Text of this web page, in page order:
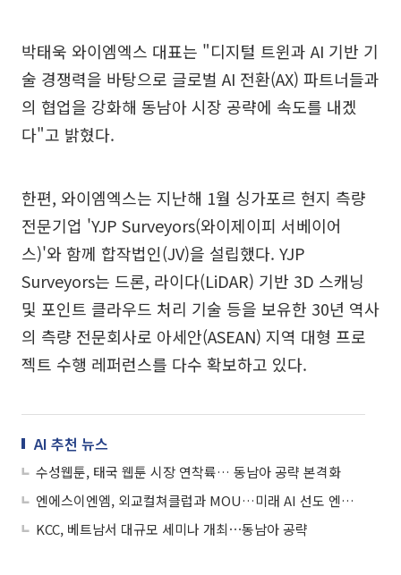
박태욱 와이엠엑스 대표는 "디지털 트윈과 AI 기반 기
술 경쟁력을 바탕으로 글로벌 AI 전환(AX) 파트너들과
의 협업을 강화해 동남아 시장 공략에 속도를 내겠
다"고 밝혔다.
한편, 와이엠엑스는 지난해 1월 싱가포르 현지 측량
전문기업 'YJP Surveyors(와이제이피 서베이어
스)'와 함께 합작법인(JV)을 설립했다. YJP
Surveyors는 드론, 라이다(LiDAR) 기반 3D 스캐닝
및 포인트 클라우드 처리 기술 등을 보유한 30년 역사
의 측량 전문회사로 아세안(ASEAN) 지역 대형 프로
젝트 수행 레퍼런스를 다수 확보하고 있다.
AI 추천 뉴스
수성웹툰, 태국 웹툰 시장 연착륙… 동남아 공략 본격화
엔에스이엔엠, 외교컬쳐클럽과 MOU…미래 AI 선도 엔터기업 본격화
KCC, 베트남서 대규모 세미나 개최⋯동남아 공략